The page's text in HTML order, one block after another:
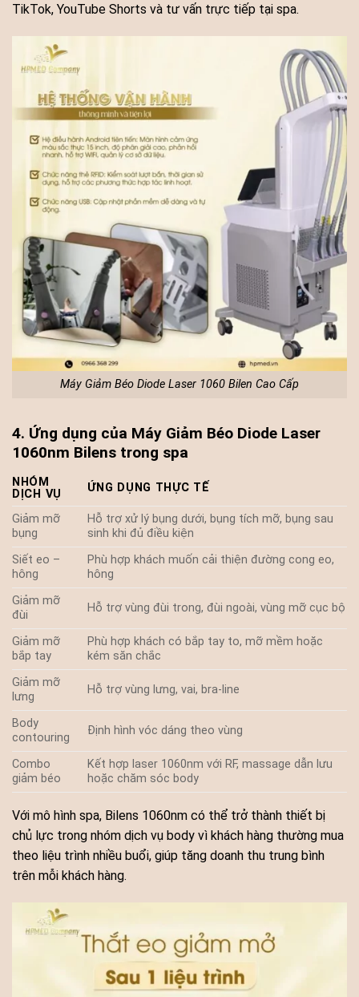
TikTok, YouTube Shorts và tư vấn trực tiếp tại spa.
Máy Giảm Béo Diode Laser 1060 Bilen Cao Cấp
4. Ứng dụng của Máy Giảm Béo Diode Laser
1060nm Bilens trong spa
NHÓM
DỊCH VỤ
ỨNG DỤNG THỰC TẾ
Giảm mỡ
bụng
Hỗ trợ xử lý bụng dưới, bụng tích mỡ, bụng sau
sinh khi đủ điều kiện
Siết eo –
hông
Phù hợp khách muốn cải thiện đường cong eo,
hông
Giảm mỡ
đùi
Hỗ trợ vùng đùi trong, đùi ngoài, vùng mỡ cục bộ
Giảm mỡ
bắp tay
Phù hợp khách có bắp tay to, mỡ mềm hoặc
kém săn chắc
Giảm mỡ
lưng
Hỗ trợ vùng lưng, vai, bra-line
Body
contouring
Định hình vóc dáng theo vùng
Combo
giảm béo
Kết hợp laser 1060nm với RF, massage dẫn lưu
hoặc chăm sóc body
Với mô hình spa, Bilens 1060nm có thể trở thành thiết bị
chủ lực trong nhóm dịch vụ body vì khách hàng thường mua
theo liệu trình nhiều buổi, giúp tăng doanh thu trung bình
trên mỗi khách hàng.